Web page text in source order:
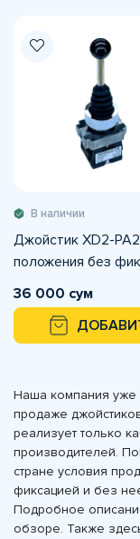
В наличии
Джойстик XD2-
положения без
36 000 сум
Наша компания уже
продаже
реализует только
производителей.
стране условия
фиксацией и без
Подробное
обзоре. Также